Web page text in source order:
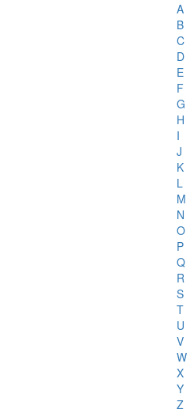
A
B
C
D
E
F
G
H
I
J
K
L
M
N
O
P
Q
R
S
T
U
V
W
X
Y
Z